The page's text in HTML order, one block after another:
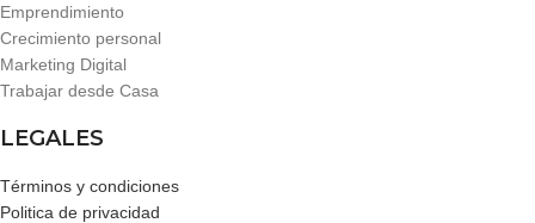
Emprendimiento
Crecimiento personal
Marketing Digital
Trabajar desde Casa
LEGALES
Términos y condiciones
Politica de privacidad